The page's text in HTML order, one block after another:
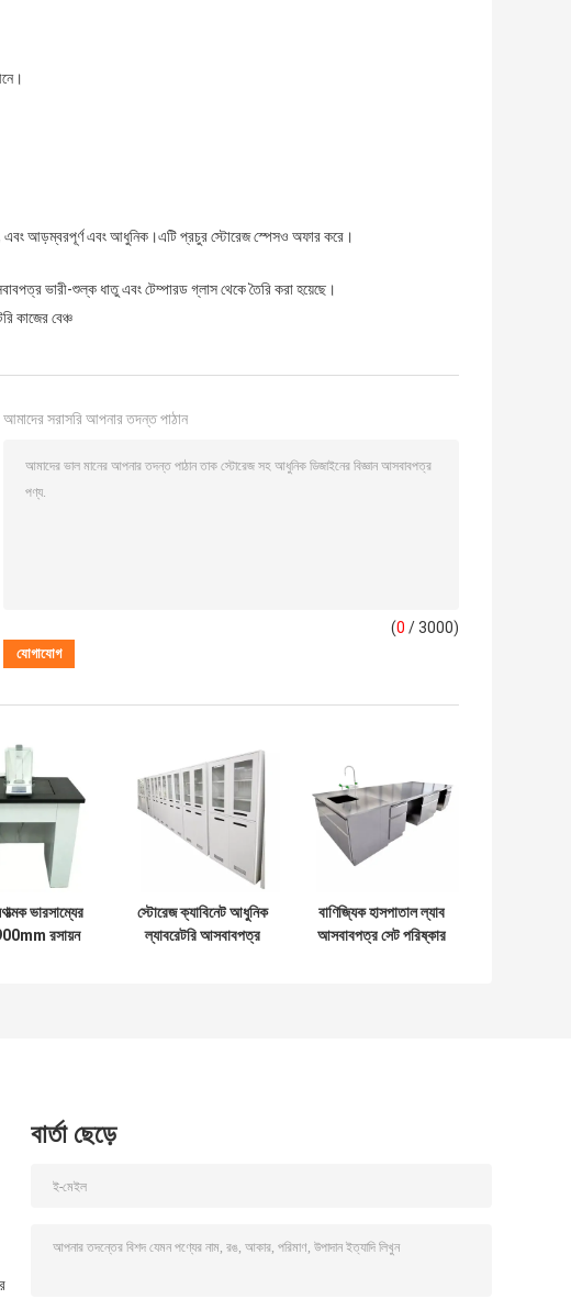
আড়ম্বরপূর্ণ এবং আধুনিক।এটি প্রচুর স্টোরেজ স্পেসও অফার করে।
ভারী-শুল্ক ধাতু এবং টেম্পারড গ্লাস থেকে তৈরি করা হয়েছে।
কাজের বেঞ্চ
আমাদের সরাসরি আপনার তদন্ত পাঠান
(0 / 3000)
ভারসাম্যের
রসায়ন
স্টোরেজ ক্যাবিনেট আধুনিক
ল্যাবরেটরি আসবাবপত্র
বাণিজ্যিক হাসপাতাল ল্যাব
আসবাবপত্র সেট পরিষ্কার
বার্তা ছেড়ে